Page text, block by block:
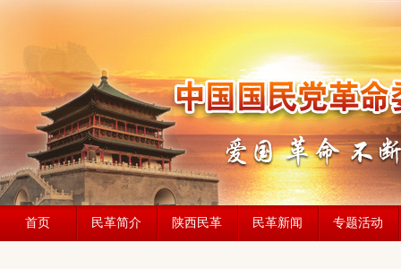
首页 民革简介 陕西民革 民革新闻 专题活动